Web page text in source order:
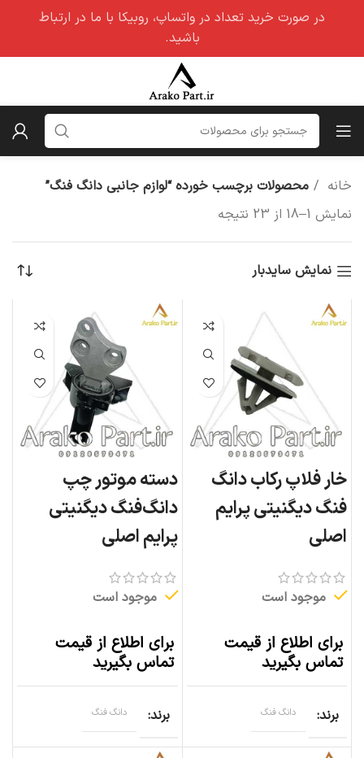
خانه
محصولات برچسب خورده “لوازم جانبی دانگ فنگ”
نمایش 1–18 از 23 نتیجه
نمایش سایدبار
خار فلاپ رکاب دانگ
فنگ دیگنیتی پرایم
اصلی
موجود است
برای اطلاع از قیمت
تماس بگیرید
برند دانگ فنگ
دسته موتور چپ
دانگ‌فنگ دیگنیتی
پرایم اصلی
موجود است
برای اطلاع از قیمت
تماس بگیرید
برند دانگ فنگ
در صورت خرید تعداد در واتساپ، روبیکا با ما در ارتباط
باشید.